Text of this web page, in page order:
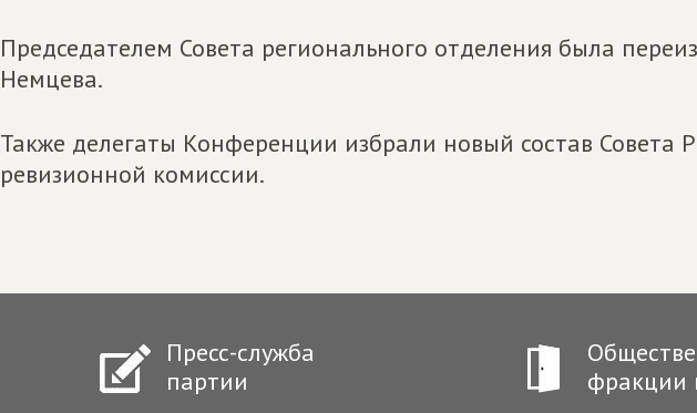
Председателем Совета регионального отделения была
Немцева.
Также делегаты Конференции избрали новый состав Совета
ревизионной комиссии.
Пресс-служба
партии
фракции